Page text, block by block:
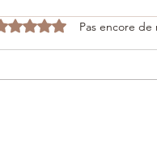
0 étoile sur 5.Pas encore de